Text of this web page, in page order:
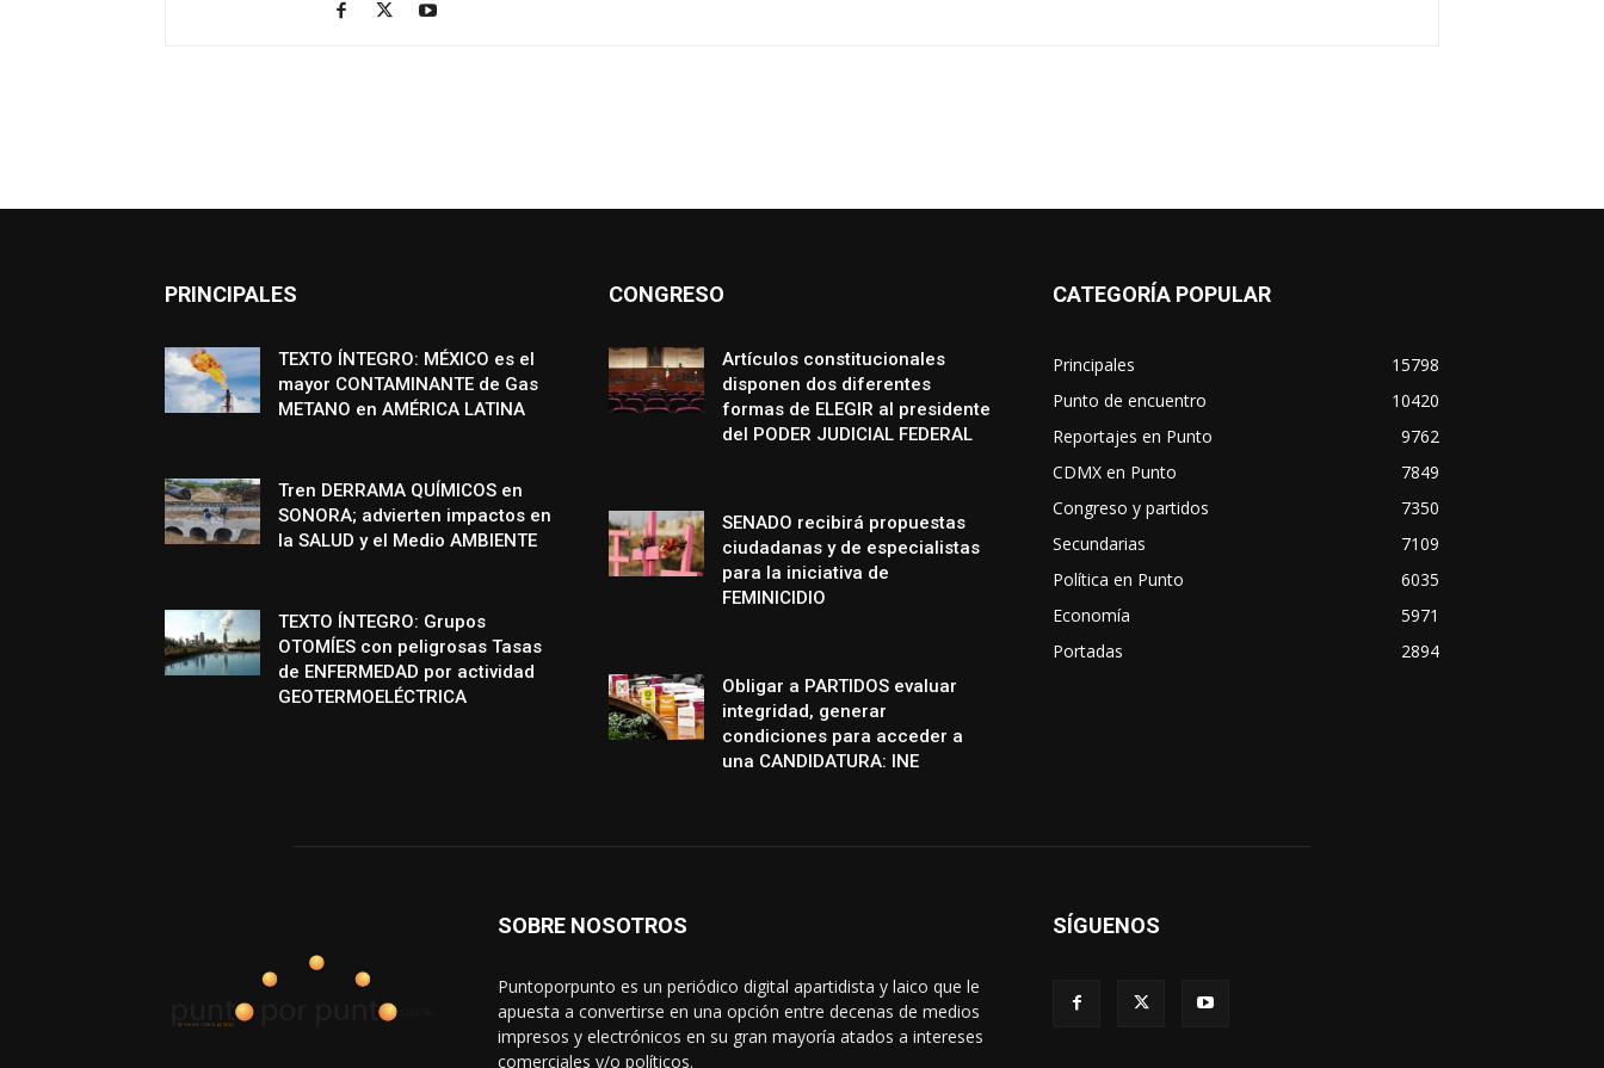
PRINCIPALES
TEXTO ÍNTEGRO: MÉXICO es el
mayor CONTAMINANTE de Gas
METANO en AMÉRICA LATINA
Tren DERRAMA QUÍMICOS en
SONORA; advierten impactos en
la SALUD y el Medio AMBIENTE
TEXTO ÍNTEGRO: Grupos
OTOMÍES con peligrosas Tasas
de ENFERMEDAD por actividad
GEOTERMOELÉCTRICA
CONGRESO
Artículos constitucionales
disponen dos diferentes
formas de ELEGIR al presidente
del PODER JUDICIAL FEDERAL
SENADO recibirá propuestas
ciudadanas y de especialistas
para la iniciativa de
FEMINICIDIO
Obligar a PARTIDOS evaluar
integridad, generar
condiciones para acceder a
una CANDIDATURA: INE
CATEGORÍA POPULAR
Principales
15798
Punto de encuentro
10420
Reportajes en Punto
9762
CDMX en Punto
7849
Congreso y partidos
7350
Secundarias
7109
Política en Punto
6035
Economía
5971
Portadas
2894
SOBRE NOSOTROS
Puntoporpunto es un periódico digital apartidista y laico que le
apuesta a convertirse en una opción entre decenas de medios
impresos y electrónicos en su gran mayoría atados a intereses
comerciales y/o políticos.
SÍGUENOS